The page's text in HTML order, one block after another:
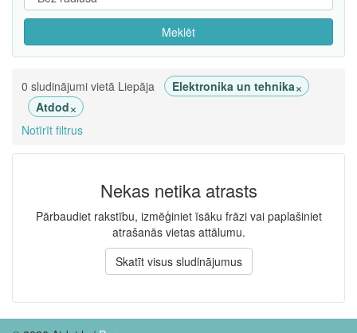
Meklēt
0 sludinājumi vietā Liepāja Elektronika un tehnika×
Atdod×
Notīrīt filtrus
Nekas netika atrasts
Pārbaudiet rakstību, izmēģiniet īsāku frāzi vai paplašiniet
atrašanās vietas attālumu.
Skatīt visus sludinājumus